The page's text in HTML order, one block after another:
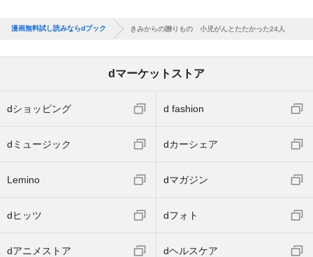
漫画無料試し読みならdブック きみからの贈りもの 小児がんとたたかった24人
dマーケットストア
dショッピング d fashion
dミュージック dカーシェア
Lemino dマガジン
dヒッツ dフォト
dアニメストア dヘルスケア